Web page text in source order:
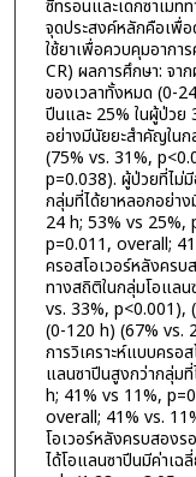
ซีทรอนและเดกซาเมท
จุดประสงค์หลักคือเพื่อ
ใช้ยาเพื่อควบคุมอาก
CR) ผลการศึกษา: จา
ของเวลาทั้งหมด (0-
ปีนและ 25% ในผู้ป่วย
อย่างมีนัยยะสำคัญใน
(75% vs. 31%,
p=0.038). ผู้ป่วยที่ไม่
กลุ่มที่ได้ยาหลอกอย่า
24 h; 53% vs 25%,
p=0.011, overall;
ครอสโอเวอร์หลังคร
ทางสถิติในกลุ่มโอแล
vs. 33%, p<0.001),
(0-120 h) (67% vs.
การวิเคราะห์แบบครอ
แลนซาปีนสูงกว่ากลุ่ม
h; 41% vs 11%,
overall; 41% vs.
โอเวอร์หลังครบสอง
ได้โอแลนซาปีนมีค่าเฉ